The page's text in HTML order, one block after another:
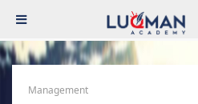
Management